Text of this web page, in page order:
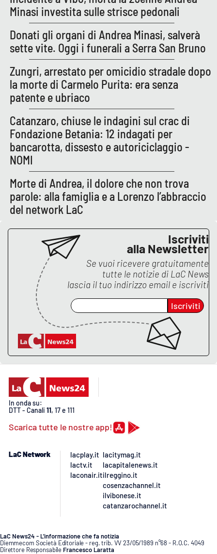
Venti di comunicazione
STREAMING
LaC TV
LaC Network
LaC OnAir
EDIZIONI
LOCALI
Catanzaro
Crotone
Vibo Valentia
Reggio Calabria
Cosenza
Lamezia Terme
PROGETTI
SPECIALI
Buona Sanità Calabria
LA
CALABRIAVISIONE
Destinazioni
LAC
NETWORK
Minasi investita sulle strisce pedonali
Donati gli organi di Andrea Minasi, salverà
sette vite. Oggi i funerali a Serra San Bruno
Zungri, arrestato per omicidio stradale dopo
la morte di Carmelo Purita: era senza
patente e ubriaco
Catanzaro, chiuse le indagini sul crac di
Fondazione Betania: 12 indagati per
bancarotta, dissesto e autoriciclaggio -
NOMI
Morte di Andrea, il dolore che non trova
parole: alla famiglia e a Lorenzo l’abbraccio
del network LaC
Iscriviti
alla Newsletter
Se vuoi ricevere gratuitamente
tutte le notizie di LaC News
lascia il tuo indirizzo email e iscriviti
Iscriviti
In onda su:
DTT - Canali 11, 17 e 111
Scarica tutte le nostre app!
LaC Network
lacplay.it
lactv.it
laconair.it
lacitymag.it
lacapitalenews.it
ilreggino.it
cosenzachannel.it
ilvibonese.it
catanzarochannel.it
LaC News24 - L’informazione che fa notizia
Diemmecom Società Editoriale - reg. trib. VV 23/05/1989 n°68 - R.O.C. 4049
Direttore Responsabile Francesco Laratta